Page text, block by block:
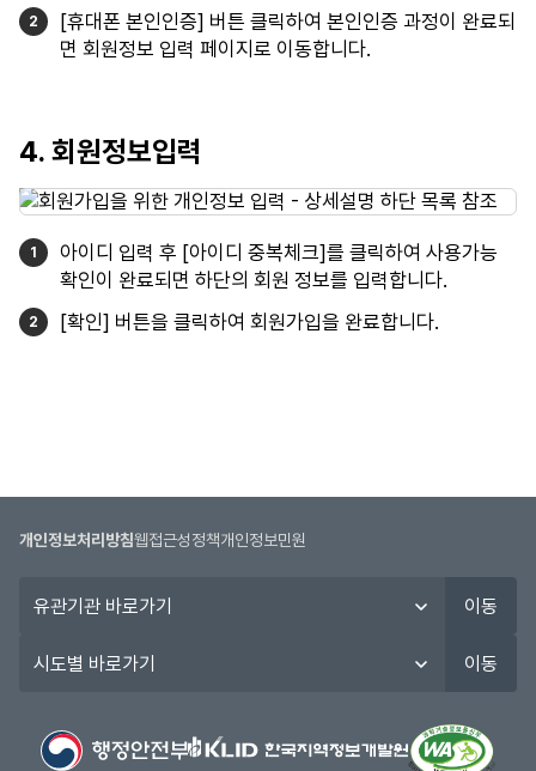
[휴대폰 본인인증] 버튼 클릭하여 본인인증 과정이 완료되
면 회원정보 입력 페이지로 이동합니다.
4. 회원정보입력
아이디 입력 후 [아이디 중복체크]를 클릭하여 사용가능
확인이 완료되면 하단의 회원 정보를 입력합니다.
[확인] 버튼을 클릭하여 회원가입을 완료합니다.
개인정보처리방침웹접근성정책개인정보민원
관
이동
도
이동